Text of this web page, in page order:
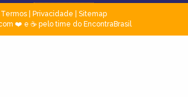
Termos| Privacidade
Sitemap
❤️ e ☕ pelo time do EncontraBrasil